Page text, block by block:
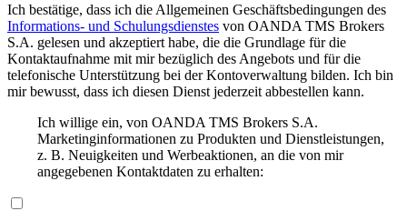
Ich bestätige, dass ich die Allgemeinen Geschäftsbedingungen des
Informations- und Schulungsdienstes von OANDA TMS Brokers
S.A. gelesen und akzeptiert habe, die die Grundlage für die
Kontaktaufnahme mit mir bezüglich des Angebots und für die
telefonische Unterstützung bei der Kontoverwaltung bilden. Ich bin
mir bewusst, dass ich diesen Dienst jederzeit abbestellen kann.
Ich willige ein, von OANDA TMS Brokers S.A.
Marketinginformationen zu Produkten und Dienstleistungen,
z. B. Neuigkeiten und Werbeaktionen, an die von mir
angegebenen Kontaktdaten zu erhalten: